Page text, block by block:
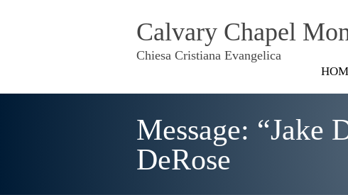
Calvary Chapel
Chiesa Cristiana Evangelica
Message: “Jake
DeRose